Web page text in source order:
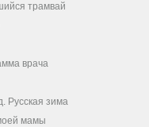
трамвай
врача
Русская зима
мамы